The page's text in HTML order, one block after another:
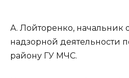
А. Лойторенко, начальник
надзорной деятельности
району ГУ МЧС.